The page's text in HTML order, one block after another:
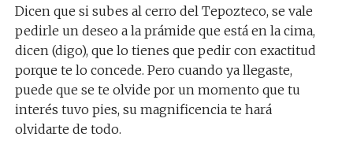
Dicen que si subes al cerro del Tepozteco, se vale
pedirle un deseo a la prámide que está en la cima,
dicen (digo), que lo tienes que pedir con exactitud
porque te lo concede. Pero cuando ya llegaste,
puede que se te olvide por un momento que tu
interés tuvo pies, su magnificencia te hará
olvidarte de todo.